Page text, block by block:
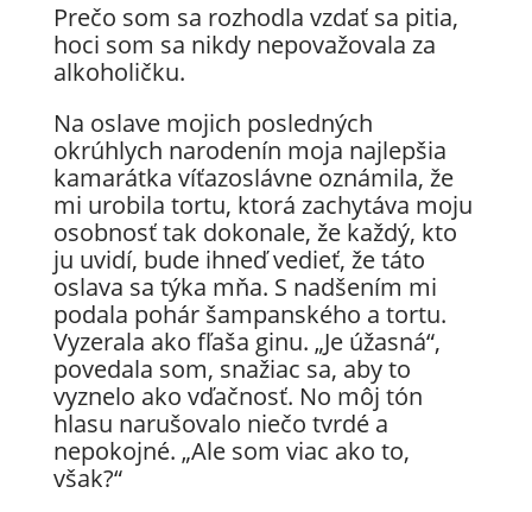
Prečo som sa rozhodla vzdať sa pitia,
hoci som sa nikdy nepovažovala za
alkoholičku.
Na oslave mojich posledných
okrúhlych narodenín moja najlepšia
kamarátka víťazoslávne oznámila, že
mi urobila tortu, ktorá zachytáva moju
osobnosť tak dokonale, že každý, kto
ju uvidí, bude ihneď vedieť, že táto
oslava sa týka mňa. S nadšením mi
podala pohár šampanského a tortu.
Vyzerala ako fľaša ginu. „Je úžasná“,
povedala som, snažiac sa, aby to
vyznelo ako vďačnosť. No môj tón
hlasu narušovalo niečo tvrdé a
nepokojné. „Ale som viac ako to,
však?“